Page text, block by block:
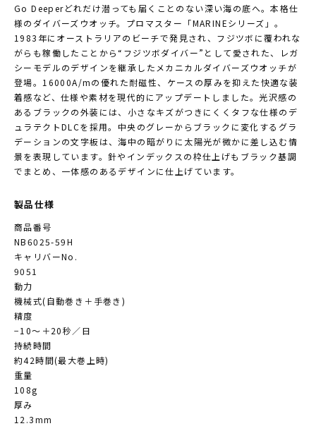
Go Deeperどれだけ潜っても届くことのない深い海の底へ。本格仕
様のダイバーズウオッチ。プロマスター「MARINEシリーズ」。
1983年にオーストラリアのビーチで発見され、フジツボに覆われな
がらも稼働したことから“フジツボダイバー”として愛された、レガ
シーモデルのデザインを継承したメカニカルダイバーズウオッチが
登場。16000A/mの優れた耐磁性、ケースの厚みを抑えた快適な装
着感など、仕様や素材を現代的にアップデートしました。光沢感の
あるブラックの外装には、小さなキズがつきにくくタフな仕様のデ
ュラテクトDLCを採用。中央のグレーからブラックに変化するグラ
デーションの文字板は、海中の暗がりに太陽光が微かに差し込む情
景を表現しています。針やインデックスの枠仕上げもブラック基調
でまとめ、一体感のあるデザインに仕上げています。
製品仕様
商品番号
NB6025-59H
キャリバーNo.
9051
動力
機械式(自動巻き＋手巻き)
精度
−10～＋20秒／日
持続時間
約42時間(最大巻上時)
重量
108g
厚み
12.3mm